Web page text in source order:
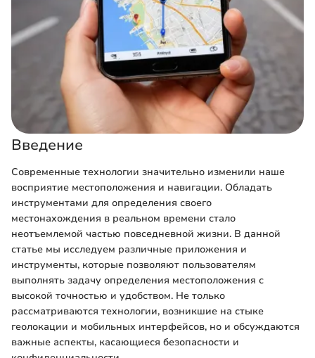
Введение
Современные технологии значительно изменили наше
восприятие местоположения и навигации. Обладать
инструментами для определения своего
местонахождения в реальном времени стало
неотъемлемой частью повседневной жизни. В данной
статье мы исследуем различные приложения и
инструменты, которые позволяют пользователям
выполнять задачу определения местоположения с
высокой точностью и удобством. Не только
рассматриваются технологии, возникшие на стыке
геолокации и мобильных интерфейсов, но и обсуждаются
важные аспекты, касающиеся безопасности и